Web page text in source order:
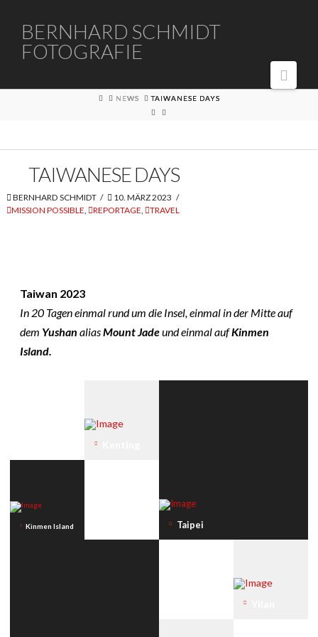
BERNHARD
SCHMIDT
FOTOGRAFIE
BERNHARD SCHMIDT
FOTOGRAFIE
HOMENEWS TAIWANESE DAYS
TAIWANESE DAYS
BERNHARD SCHMIDT
10. MÄRZ 2023
MISSION POSSIBLE
REPORTAGE TRAVEL
Taipei
Kinmen Island
Taiwan 2023
In 20 Tagen einmal rund um die Insel, einmal in der Mitte auf
dem Yushan aliasMount Jadeund einmal aufKinmen
Island.